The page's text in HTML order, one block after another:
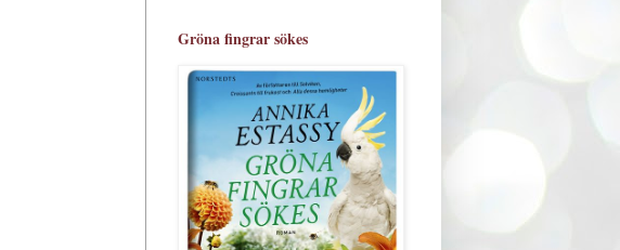
Gröna fingrar sökes